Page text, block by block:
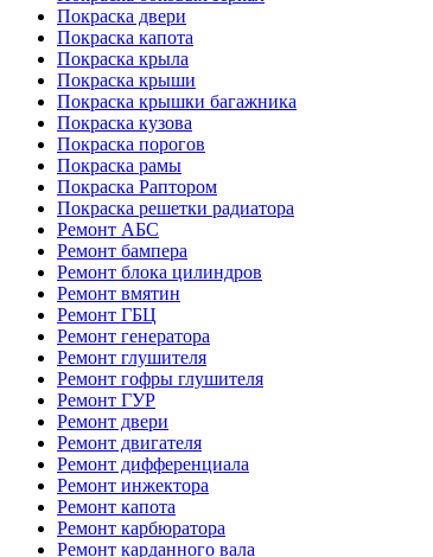
Покраска двери
Покраска капота
Покраска крыла
Покраска крыши
Покраска крышки багажника
Покраска кузова
Покраска порогов
Покраска рамы
Покраска Раптором
Покраска решетки радиатора
Ремонт АБС
Ремонт бампера
Ремонт блока цилиндров
Ремонт вмятин
Ремонт ГБЦ
Ремонт генератора
Ремонт глушителя
Ремонт гофры глушителя
Ремонт ГУР
Ремонт двери
Ремонт двигателя
Ремонт дифференциала
Ремонт инжектора
Ремонт капота
Ремонт карбюратора
Ремонт карданного вала